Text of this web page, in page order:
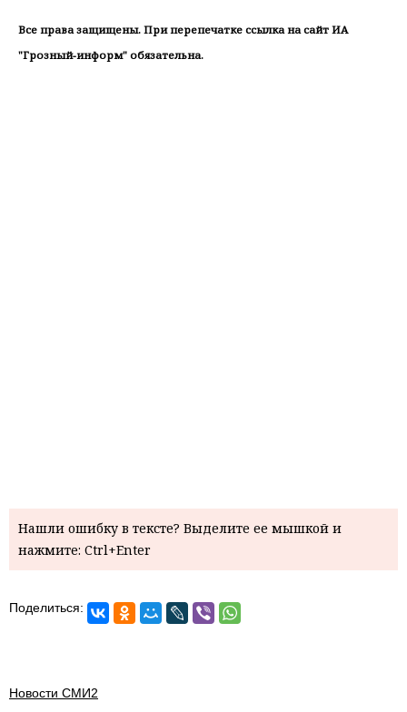
Все права защищены. При перепечатке ссылка на сайт ИА
"Грозный-информ" обязательна.
Нашли ошибку в тексте? Выделите ее мышкой и
нажмите: Ctrl+Enter
Поделиться:
Новости СМИ2